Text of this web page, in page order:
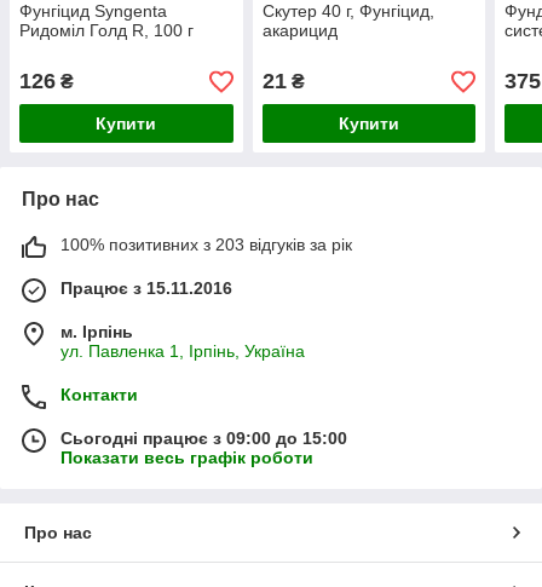
Фунгіцид Syngenta
Ридоміл Голд R, 100 г
126 ₴
Купити
Скутер 40 г, Фунгіцид,
акарицид
21₴
Купити
375
Про нас
100% позитивних з 203 відгуків за рік
Працює з 15.11.2016
м. Ірпінь
ул. Павленка 1, Ірпінь, Україна
Контакти
Сьогодні працює з 09:00 до 15:00
Показати весь графік роботи
Про нас